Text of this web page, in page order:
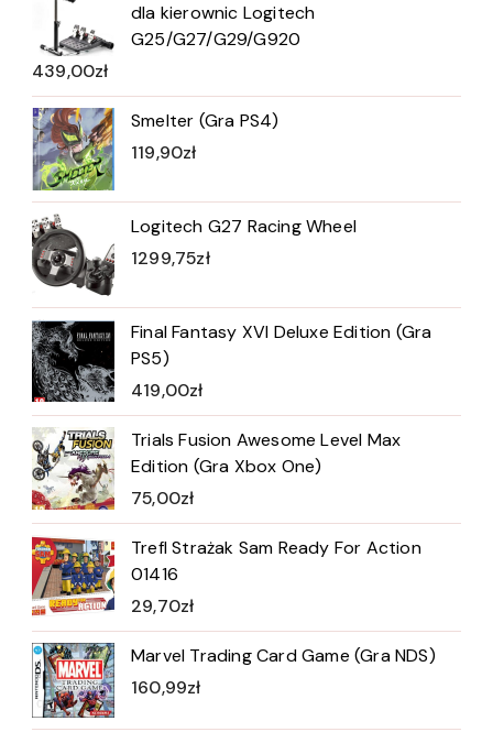
dla kierownic Logitech
G25/G27/G29/G920
439,00zł
Smelter (Gra PS4)
119,90zł
Logitech G27 Racing Wheel
1299,75zł
Final Fantasy XVI Deluxe Edition (Gra
PS5)
419,00zł
Trials Fusion Awesome Level Max
Edition (Gra Xbox One)
75,00zł
Trefl Strażak Sam Ready For Action
01416
29,70zł
Marvel Trading Card Game (Gra NDS)
160,99zł